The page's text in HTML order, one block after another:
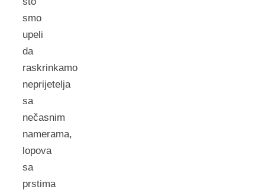
smo
upeli
da
raskrinkamo
neprijetelja
sa
nečasnim
namerama,
lopova
sa
prstima